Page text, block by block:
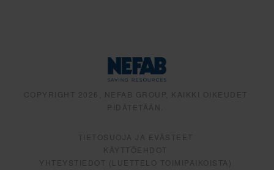
COPYRIGHT 2026, NEFAB GROUP, KAIKKI OIKEUDET
PIDÄTETÄÄN.
TIETOSUOJA JA EVÄSTEET
KÄYTTÖEHDOT
YHTEYSTIEDOT (LUETTELO TOIMIPAIKOISTA)